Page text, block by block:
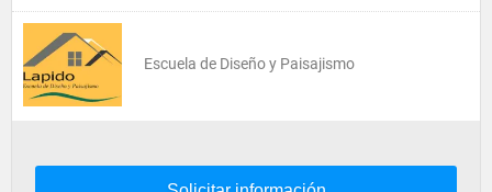
Escuela de Diseño y Paisajismo